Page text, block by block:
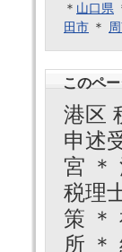
＊ 山口県
田市 ＊
このペ
港区
申述
宮 ＊
税理
策 ＊
所 ＊